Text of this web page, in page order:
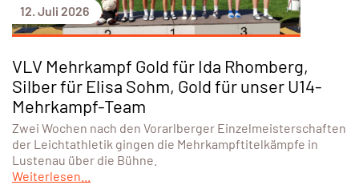
12. Juli 2026
VLV Mehrkampf Gold für Ida Rhomberg,
Silber für Elisa Sohm, Gold für unser U14-
Mehrkampf-Team
Zwei Wochen nach den Vorarlberger Einzelmeisterschaften
der Leichtathletik gingen die Mehrkampftitelkämpfe in
Lustenau über die Bühne.
Weiterlesen...